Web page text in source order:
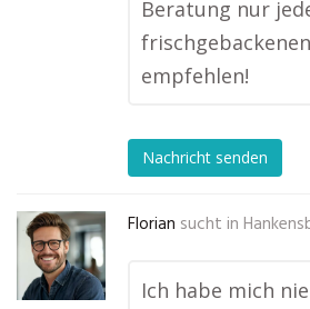
Beratung nur
empfehlen!
Nachricht senden
Florian sucht in
Ich habe mich